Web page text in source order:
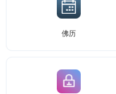
佛历